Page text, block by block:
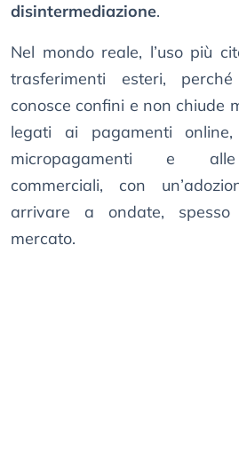
disintermediazione.
Nel mondo reale, l’uso più
trasferimenti esteri,
conosce confini e non chiude
legati ai pagamenti
micropagamenti e alle
commerciali, con
arrivare a ondate,
mercato.